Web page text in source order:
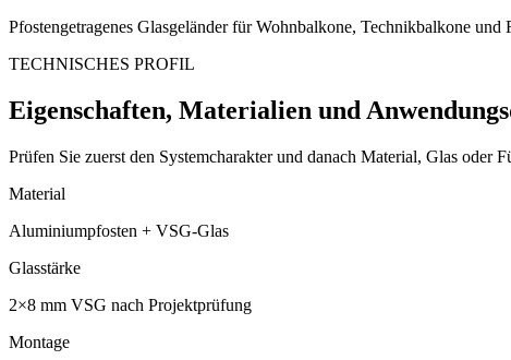
Pfostengetragenes Glasgeländer für Wohnbalkone, Technikbalkone und
TECHNISCHES PROFIL
Eigenschaften, Materialien und
Prüfen Sie zuerst den Systemcharakter und danach Material, Glas oder
Material
Aluminiumpfosten + VSG-Glas
Glasstärke
2×8 mm VSG nach Projektprüfung
Montage